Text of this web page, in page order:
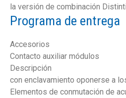
la versión de combinación
Programa de entrega
Accesorios
Contacto auxiliar módulos
Descripción
con enclavamiento oponerse a
Elementos de conmutación de